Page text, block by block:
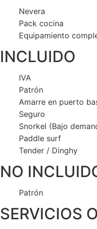
Nevera
Pack cocina
Equipamiento
INCLUIDO
IVA
Patrón
Amarre en puerto
Seguro
Snorkel (Bajo
Paddle surf
Tender / Dinghy
NO
Patrón
SERVICIOS